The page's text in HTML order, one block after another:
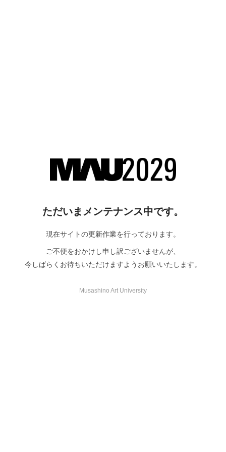
ただいまメンテナンス中です。
現在サイトの更新作業を行っております。
ご不便をおかけし申し訳ございませんが、
今しばらくお待ちいただけますようお願いいたします。
Musashino Art University